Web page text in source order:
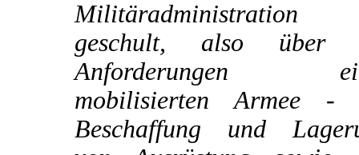
Militäradministration
geschult, also über
Anforderungen
mobilisierten Armee -
Beschaffung und